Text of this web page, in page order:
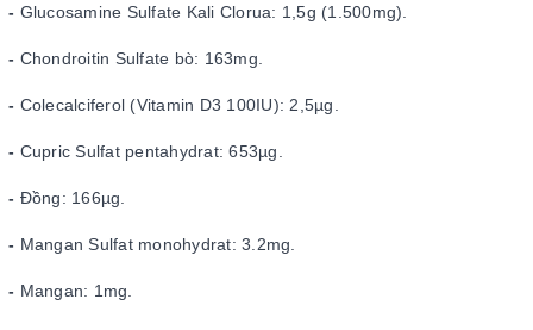
- Glucosamine Sulfate Kali Clorua: 1,5g (1.500mg).
- Chondroitin Sulfate bò: 163mg.
- Colecalciferol (Vitamin D3 100IU): 2,5µg.
- Cupric Sulfat pentahydrat: 653µg.
- Đồng: 166µg.
- Mangan Sulfat monohydrat: 3.2mg.
- Mangan: 1mg.